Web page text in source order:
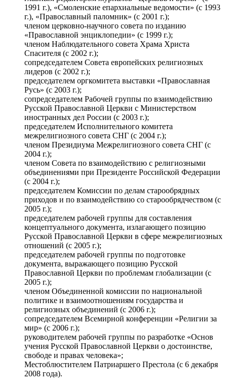
1991 г.), «Смоленские епархиальные ведомости» (с 1993
г.), «Православный паломник» (с 2001 г.);
членом церковно-научного совета по изданию
«Православной энциклопедии» (с 1999 г.);
членом Наблюдательного совета Храма Христа
Спасителя (с 2002 г.);
сопредседателем Совета европейских религиозных
лидеров (с 2002 г.);
председателем оргкомитета выставки «Православная
Русь» (с 2003 г.);
сопредседателем Рабочей группы по взаимодействию
Русской Православной Церкви с Министерством
иностранных дел России (с 2003 г.);
председателем Исполнительного комитета
межрелигиозного совета СНГ (с 2004 г.);
членом Президиума Межрелигиозного совета СНГ (с
2004 г.);
членом Совета по взаимодействию с религиозными
объединениями при Президенте Российской Федерации
(с 2004 г.);
председателем Комиссии по делам старообрядных
приходов и по взаимодействию со старообрядчеством (с
2005 г.);
председателем рабочей группы для составления
концептуального документа, излагающего позицию
Русской Православной Церкви в сфере межрелигиозных
отношений (с 2005 г.);
председателем рабочей группы по подготовке
документа, выражающего позицию Русской
Православной Церкви по проблемам глобализации (с
2005 г.);
членом Объединенной комиссии по национальной
политике и взаимоотношениям государства и
религиозных объединений (с 2006 г.);
сопредседателем Всемирной конференции «Религии за
мир» (с 2006 г.);
руководителем рабочей группы по разработке «Основ
учения Русской Православной Церкви о достоинстве,
свободе и правах человека»;
Местоблюстителем Патриаршего Престола (с 6 декабря
2008 года).